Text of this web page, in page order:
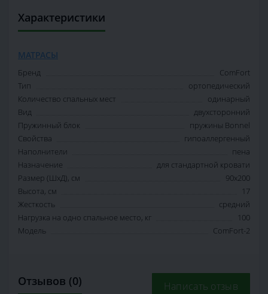
Характеристики
МАТРАСЫ
Бренд
ComFort
Тип
ортопедический
Количество спальных мест
одинарный
Вид
двухсторонний
Пружинный блок
пружины Bonnel
Свойства
гипоаллергенный
Наполнители
пена
Назначение
для стандартной кровати
Размер (ШxД), см
90x200
Высота, см
17
Жесткость
средний
Нагрузка на одно спальное место, кг
100
Модель
ComFort-2
Отзывов (0) Написать отзыв